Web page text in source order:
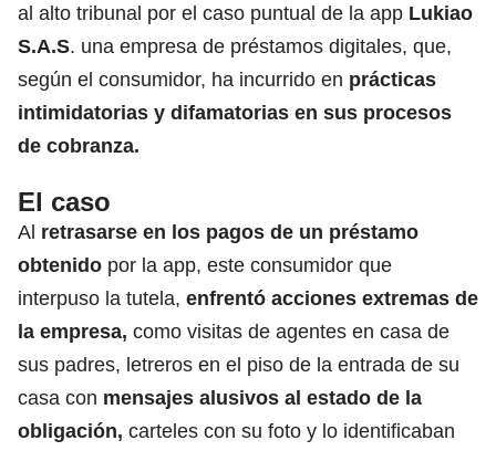
al alto tribunal por el caso puntual de la app Lukiao
S.A.S. una empresa de préstamos digitales, que,
según el consumidor, ha incurrido en prácticas
intimidatorias y difamatorias en sus procesos
de cobranza.
El caso
Al retrasarse en los pagos de un préstamo
obtenido por la app, este consumidor que
interpuso la tutela, enfrentó acciones extremas de
la empresa, como visitas de agentes en casa de
sus padres, letreros en el piso de la entrada de su
casa con mensajes alusivos al estado de la
obligación, carteles con su foto y lo identificaban